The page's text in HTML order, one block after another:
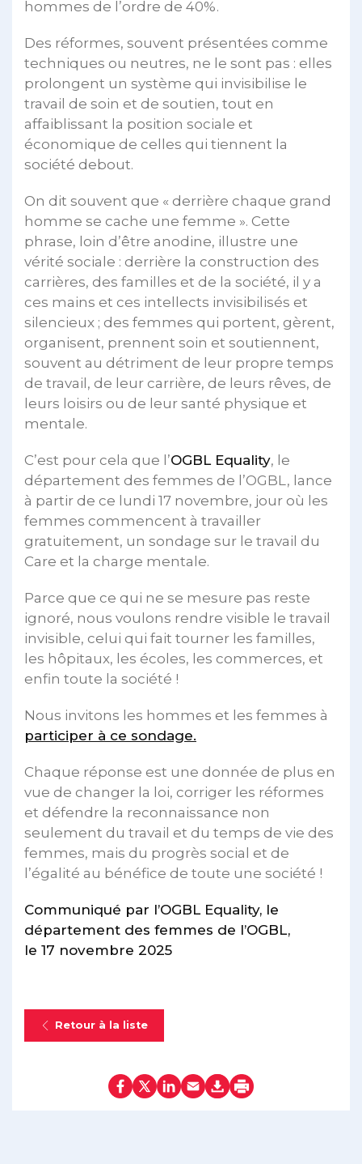
hommes de l’ordre de 40%.
Des réformes, souvent présentées comme
techniques ou neutres, ne le sont pas : elles
prolongent un système qui invisibilise le
travail de soin et de soutien, tout en
affaiblissant la position sociale et
économique de celles qui tiennent la
société debout.
On dit souvent que « derrière chaque grand
homme se cache une femme ». Cette
phrase, loin d’être anodine, illustre une
vérité sociale : derrière la construction des
carrières, des familles et de la société, il y a
ces mains et ces intellects invisibilisés et
silencieux ; des femmes qui portent, gèrent,
organisent, prennent soin et soutiennent,
souvent au détriment de leur propre temps
de travail, de leur carrière, de leurs rêves, de
leurs loisirs ou de leur santé physique et
mentale.
C’est pour cela que l’OGBL Equality, le
département des femmes de l’OGBL, lance
à partir de ce lundi 17 novembre, jour où les
femmes commencent à travailler
gratuitement, un sondage sur le travail du
Care et la charge mentale.
Parce que ce qui ne se mesure pas reste
ignoré, nous voulons rendre visible le travail
invisible, celui qui fait tourner les familles,
les hôpitaux, les écoles, les commerces, et
enfin toute la société !
Nous invitons les hommes et les femmes à
participer à ce sondage.
Chaque réponse est une donnée de plus en
vue de changer la loi, corriger les réformes
et défendre la reconnaissance non
seulement du travail et du temps de vie des
femmes, mais du progrès social et de
l’égalité au bénéfice de toute une société !
Communiqué par l’OGBL Equality, le
département des femmes de l’OGBL,
le 17 novembre 2025
Retour à la liste